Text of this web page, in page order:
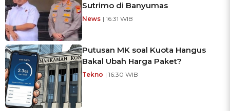
Sutrimo di Banyumas
News | 16:31 WIB
Putusan MK soal Kuota Hangus
Bakal Ubah Harga Paket?
Tekno | 16:30 WIB